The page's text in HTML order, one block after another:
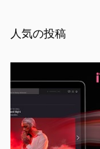
を
人気の投稿